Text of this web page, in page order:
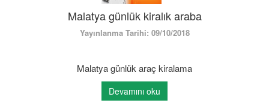
Malatya günlük kiralık araba
Yayınlanma Tarihi: 09/10/2018
Malatya günlük araç kiralama
Devamını oku